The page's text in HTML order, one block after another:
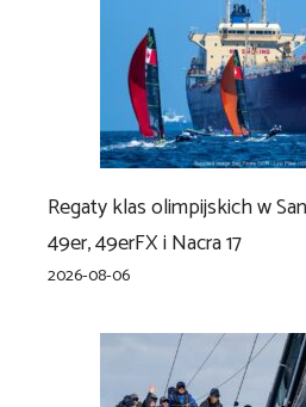
Regaty klas olimpijskich w
49er, 49erFX i Nacra 17
2026-08-06